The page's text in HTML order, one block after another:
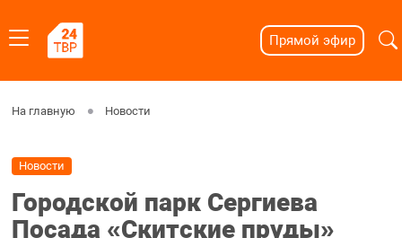
Прямой эфир
На главную Новости
Новости
Городской парк Сергиева
Посада «Скитские пруды»